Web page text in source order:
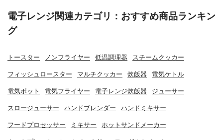
電子レンジ関連カテゴリ：おすすめ商品ランキン
グ
トースター ノンフライヤー 低温調理器 スチームクッカー
フィッシュロースター マルチクッカー 炊飯器 電気ケトル
電気ポット 電気フライヤー 電子レンジ炊飯器 ジューサー
スロージューサー ハンドブレンダー ハンドミキサー
フードプロセッサー ミキサー ホットサンドメーカー